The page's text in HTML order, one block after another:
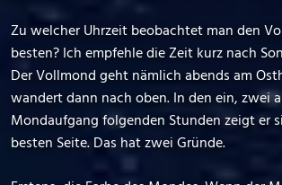
Zu welcher Uhrzeit beobachtet man den
besten? Ich empfehle die Zeit kurz nach
Der Vollmond geht nämlich abends am
wandert dann nach oben. In den ein, zwei
Mondaufgang folgenden Stunden zeigt er
besten Seite. Das hat zwei Gründe.